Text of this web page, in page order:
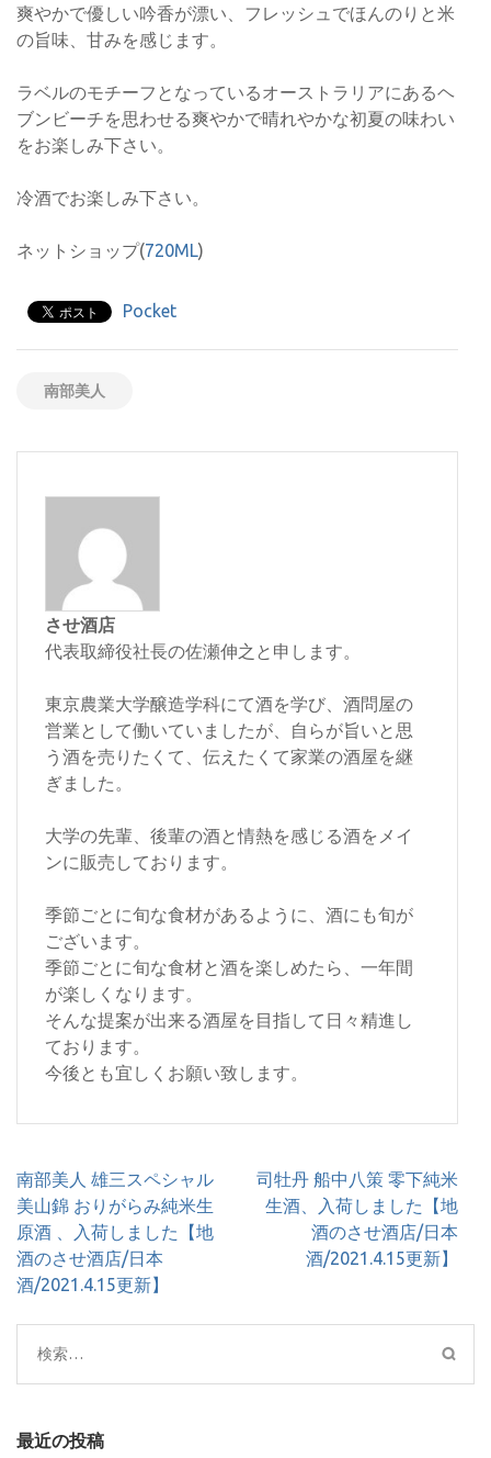
爽やかで優しい吟香が漂い、フレッシュでほんのりと米
の旨味、甘みを感じます。
ラベルのモチーフとなっているオーストラリアにあるヘ
ブンビーチを思わせる爽やかで晴れやかな初夏の味わい
をお楽しみ下さい。
冷酒でお楽しみ下さい。
ネットショップ(720ML)
Pocket
南部美人
させ酒店
代表取締役社長の佐瀬伸之と申します。
東京農業大学醸造学科にて酒を学び、酒問屋の
営業として働いていましたが、自らが旨いと思
う酒を売りたくて、伝えたくて家業の酒屋を継
ぎました。
大学の先輩、後輩の酒と情熱を感じる酒をメイ
ンに販売しております。
季節ごとに旬な食材があるように、酒にも旬が
ございます。
季節ごとに旬な食材と酒を楽しめたら、一年間
が楽しくなります。
そんな提案が出来る酒屋を目指して日々精進し
ております。
今後とも宜しくお願い致します。
投
稿
ナ
ビ
ゲ
ョ
ン
南部美人 雄三スペシャル
美山錦 おりがらみ純米生
原酒 、入荷しました【地
酒のさせ酒店/日本
酒/2021.4.15更新】
司牡丹 船中八策 零下純米
生酒、入荷しました【地
酒のさせ酒店/日本
酒/2021.4.15更新】
検
索:
最近の投稿